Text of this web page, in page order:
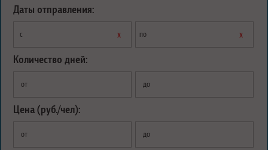
Даты отправления:
с х по х
Количество дней:
от до
Цена (руб./чел):
от до